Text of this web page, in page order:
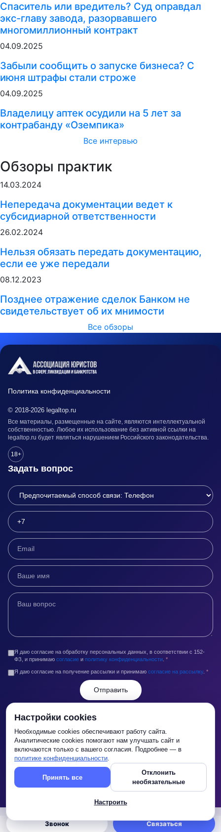
Спаситель или вредитель? Суд оправдал
экс-главу завода, разорвавшего
многомиллионный контракт
04.09.2025
Забыли сообщить о запуске бизнеса? С
июня штрафы стали строже
04.09.2025
Владелицу аптек осудили на 5 лет за
контрабанду «Оземпика»
Все интервью
Обзоры практик
14.03.2024
Непередача документации ведет к
субсидиарной ответственности
26.02.2024
Нельзя обязать передать документацию,
если ее уже передали
08.12.2023
Позднее отражение сделок Банком не
свидетельствует об их мнимости
Все обзоры
Политика конфиденциальности
© 2018-2026 legaltop.ru
Все материалы, размещенные на сайте, являются интеллектуальной
собственностью. Любое их использование без активной ссылки на
legaltop.ru будет являться нарушением Российского законодательства.
18+
Задать вопрос
Я даю согласие на обработку персональных данных, в соответствии с 152-
ФЗ, и принимаю согласие и политику конфиденциальности. *
Я даю согласие на получение рассылки и принимаю согласие на рассылку. *
Отправить
info@legaltop.ru
+7 (495) 2014-014
г. Москва,Кропоткинский переулок, д. 4, стр. 2
С Пн по Пт с 10:00 до 18:00
Настройки cookies
Необходимые cookies обеспечивают работу сайта.
Аналитические cookies помогают нам улучшать сайт и
включаются только с вашего согласия. Подробнее — в
политике конфиденциальности.
Принять все
Отклонить
необязательные
Настроить
Звонок Связаться